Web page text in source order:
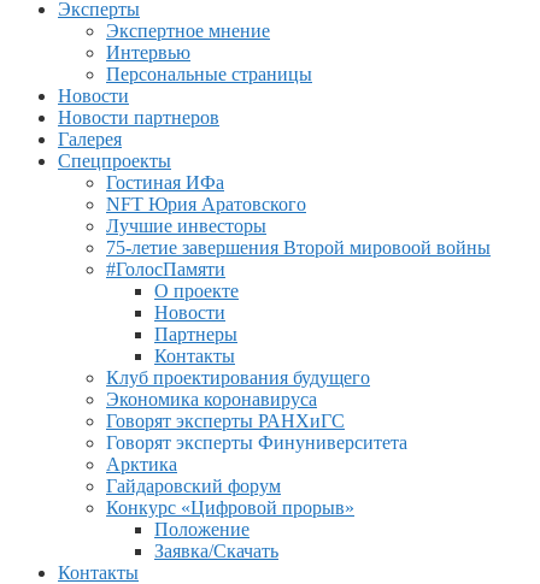
Эксперты
Экспертное мнение
Интервью
Персональные страницы
Новости
Новости партнеров
Галерея
Спецпроекты
Гостиная ИФа
NFT Юрия Аратовского
Лучшие инвесторы
75-летие завершения Второй мировоой войны
#ГолосПамяти
О проекте
Новости
Партнеры
Контакты
Клуб проектирования будущего
Экономика коронавируса
Говорят эксперты РАНХиГС
Говорят эксперты Финуниверситета
Арктика
Гайдаровский форум
Конкурс «Цифровой прорыв»
Положение
Заявка/Скачать
Контакты